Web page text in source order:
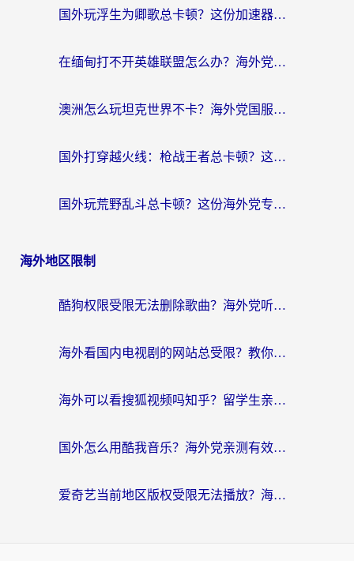
国外玩浮生为卿歌总卡顿？这份加速器选择指南帮你找回丝滑体验
在缅甸打不开英雄联盟怎么办？海外党亲测有效的国服游戏加速指南
澳洲怎么玩坦克世界不卡？海外党国服游戏加速终极指南（附逆战奇妙碰碰车解决方案）
国外打穿越火线：枪战王者总卡顿？这篇加速器推荐下载指南帮你解决延迟难题
国外玩荒野乱斗总卡顿？这份海外党专属的国服游戏加速攻略请收好
海外地区限制
酷狗权限受限无法删除歌曲？海外党听国内音乐的终极解决方案来了
海外看国内电视剧的网站总受限？教你选对回国加速器，轻松追热剧
海外可以看搜狐视频吗知乎？留学生亲测有效的回国加速器选择指南
国外怎么用酷我音乐？海外党亲测有效的回国加速方案，附千千音乐中文歌收听指南
爱奇艺当前地区版权受限无法播放？海外党追剧看电影的终极解决方案来了